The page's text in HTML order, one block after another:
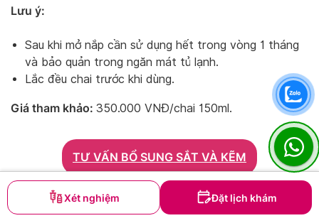
Xét nghiệm Đặt lịch khám
Lưu ý:
Sau khi mở nắp cần sử dụng hết trong vòng 1 tháng
và bảo quản trong ngăn mát tủ lạnh.
Lắc đều chai trước khi dùng.
Giá tham khảo: 350.000 VNĐ/chai 150ml.
TƯ VẤN BỔ SUNG SẮT VÀ KẼM
Tư vấn bổ sung sắt và kẽm